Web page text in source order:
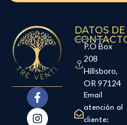
DATOS DE
P.O Box
208
Hillsboro,
OR 97124
Email
atención al
cliente: